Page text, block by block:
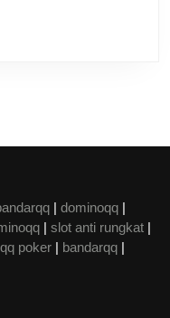
| dominoqq |
| slot anti rungkat |
qq poker | bandarqq |